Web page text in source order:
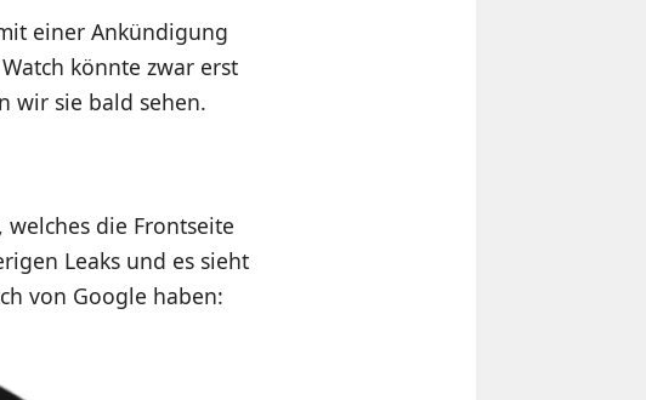
einer Ankündigung
könnte zwar erst
wir sie bald sehen.
die Frontseite
Leaks und es sieht
von Google haben: